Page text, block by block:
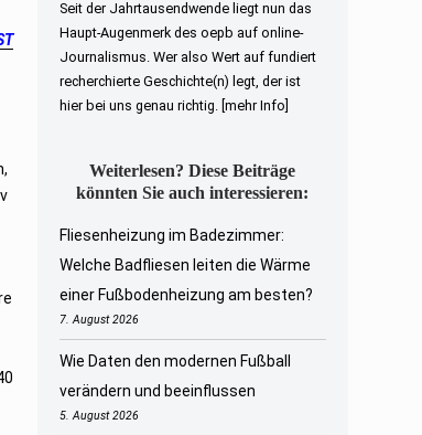
Seit der Jahrtausendwende liegt nun das
Haupt-Augenmerk des oepb auf online-
Journalismus. Wer also Wert auf fundiert
recherchierte Geschichte(n) legt, der ist
hier bei uns genau richtig. [mehr Info]
Weiterlesen? Diese Beiträge
könnten Sie auch interessieren:
Fliesenheizung im Badezimmer:
Welche Badfliesen leiten die Wärme
einer Fußbodenheizung am besten?
7. August 2026
Wie Daten den modernen Fußball
verändern und beeinflussen
5. August 2026